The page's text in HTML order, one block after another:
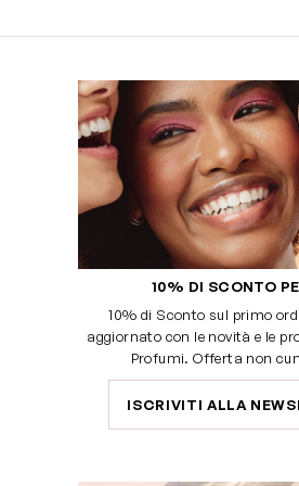
10% DI SCONTO
10% di Sconto sul primo
aggiornato con le novità e le
Profumi. Offerta non
ISCRIVITI ALLA